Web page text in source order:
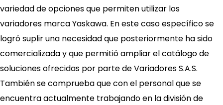
variedad de opciones que permiten utilizar los
variadores marca Yaskawa. En este caso específico se
logró suplir una necesidad que posteriormente ha sido
comercializada y que permitió ampliar el catálogo de
soluciones ofrecidas por parte de Variadores S.A.S.
También se comprueba que con el personal que se
encuentra actualmente trabajando en la división de